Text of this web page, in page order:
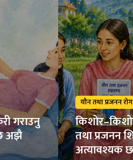
गराउनु
अझै
यौन तथा प्रजनन रोग
तथा प्रजनन
अत्यावश्यक